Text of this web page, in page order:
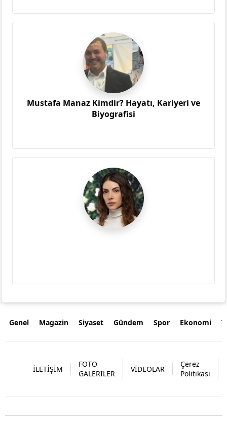
Mustafa Manaz Kimdir? Hayatı, Kariyeri ve
Biyografisi
Genel Magazin Siyaset Gündem Spor Ekonomi
İLETİŞİM
FOTO
GALERİLER
VİDEOLAR
Çerez
Politikası